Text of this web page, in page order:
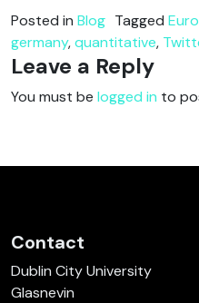
Posted in Blog Tagged
germany,quantitative,
Leave a Reply
You must be logged in to
Contact
Dublin City University
Glasnevin